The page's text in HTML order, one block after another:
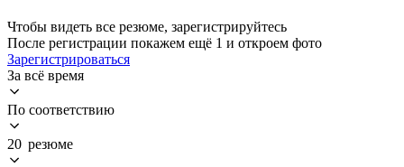
Чтобы видеть все резюме, зарегистрируйтесь
После регистрации покажем ещё 1 и откроем фото
Зарегистрироваться
За всё время
По соответствию
20 резюме